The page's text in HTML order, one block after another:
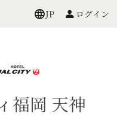
JP ログイン
福岡 天神